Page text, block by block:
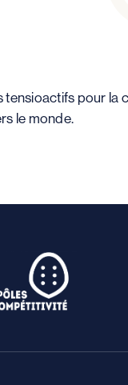
pour la
le monde.